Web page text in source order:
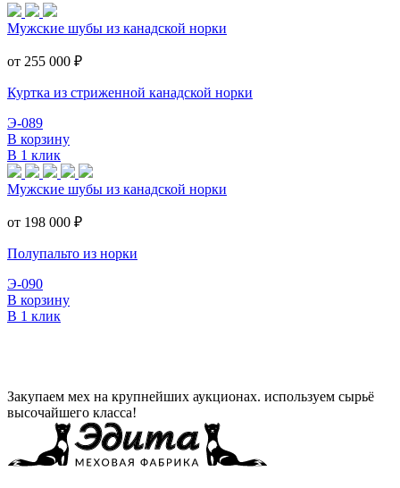
Мужские шубы из канадской норки
от 255 000 ₽
Куртка из стриженной канадской норки
Э-089
В корзину
В 1 клик
Мужские шубы из канадской норки
от 198 000 ₽
Полупальто из норки
Э-090
В корзину
В 1 клик
Закупаем мех на крупнейших аукционах. используем сырьё
высочайшего класса!